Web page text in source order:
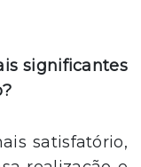
significantes
satisfatório,